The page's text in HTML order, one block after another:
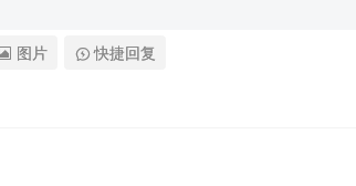
图片 快捷回复